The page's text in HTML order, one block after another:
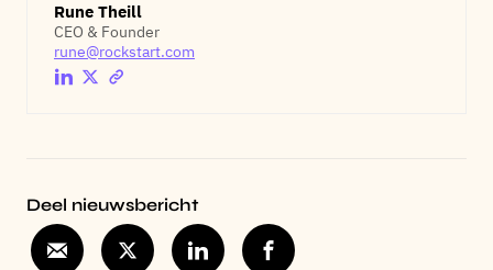
Rune Theill
CEO & Founder
rune@rockstart.com
Deel nieuwsbericht